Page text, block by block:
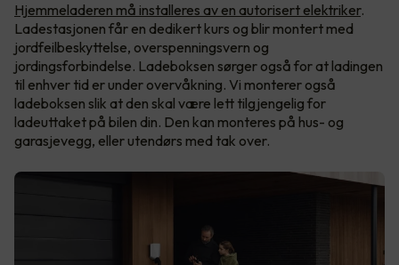
Hjemmeladeren må installeres av en autorisert elektriker.
Ladestasjonen får en dedikert kurs og blir montert med
jordfeilbeskyttelse, overspenningsvern og
jordingsforbindelse. Ladeboksen sørger også for at ladingen
til enhver tid er under overvåkning. Vi monterer også
ladeboksen slik at den skal være lett tilgjengelig for
ladeuttaket på bilen din. Den kan monteres på hus- og
garasjevegg, eller utendørs med tak over.